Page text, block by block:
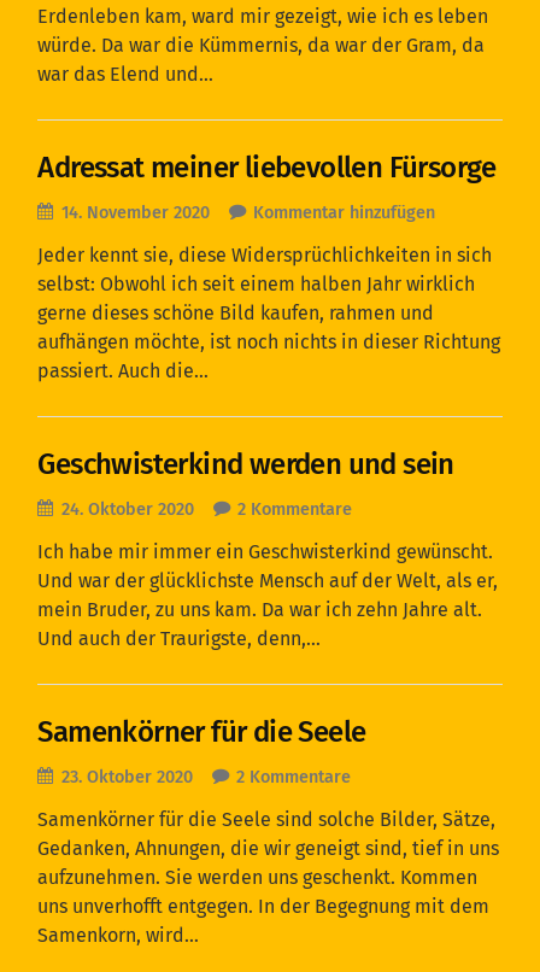
Erdenleben kam, ward mir gezeigt, wie ich es leben
würde. Da war die Kümmernis, da war der Gram, da
war das Elend und…
Adressat meiner liebevollen Fürsorge
14. November 2020 Kommentar hinzufügen
Jeder kennt sie, diese Widersprüchlichkeiten in sich
selbst: Obwohl ich seit einem halben Jahr wirklich
gerne dieses schöne Bild kaufen, rahmen und
aufhängen möchte, ist noch nichts in dieser Richtung
passiert. Auch die…
Geschwisterkind werden und sein
24. Oktober 2020 2 Kommentare
Ich habe mir immer ein Geschwisterkind gewünscht.
Und war der glücklichste Mensch auf der Welt, als er,
mein Bruder, zu uns kam. Da war ich zehn Jahre alt.
Und auch der Traurigste, denn,…
Samenkörner für die Seele
23. Oktober 2020 2 Kommentare
Samenkörner für die Seele sind solche Bilder, Sätze,
Gedanken, Ahnungen, die wir geneigt sind, tief in uns
aufzunehmen. Sie werden uns geschenkt. Kommen
uns unverhofft entgegen. In der Begegnung mit dem
Samenkorn, wird…